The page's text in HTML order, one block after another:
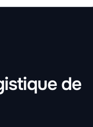
de